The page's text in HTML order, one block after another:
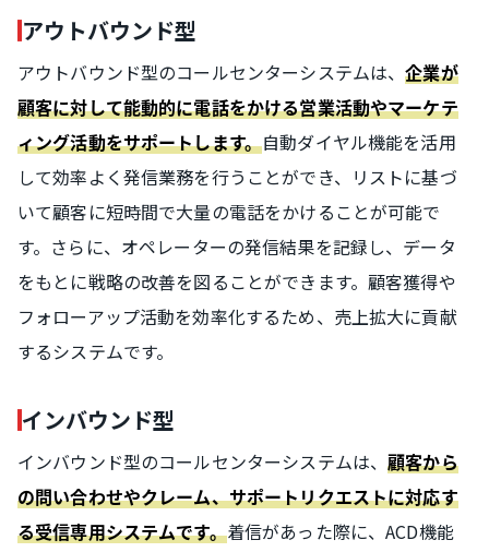
アウトバウンド型
アウトバウンド型のコールセンターシステムは、企業が
顧客に対して能動的に電話をかける営業活動やマーケテ
ィング活動をサポートします。自動ダイヤル機能を活用
して効率よく発信業務を行うことができ、リストに基づ
いて顧客に短時間で大量の電話をかけることが可能で
す。さらに、オペレーターの発信結果を記録し、データ
をもとに戦略の改善を図ることができます。顧客獲得や
フォローアップ活動を効率化するため、売上拡大に貢献
するシステムです。
インバウンド型
インバウンド型のコールセンターシステムは、顧客から
の問い合わせやクレーム、サポートリクエストに対応す
る受信専用システムです。着信があった際に、ACD機能